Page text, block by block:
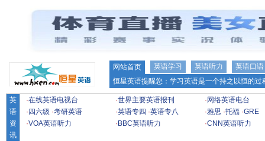
网站首页 英语学习 英语听力
英语口语
恒星英语提醒您：学习英语是一个持之以恒的
英
语
资
讯
·在线英语电视台 ·世界主要英语报刊 · 网络英语电台
· 四六级 ·考研英语 ·英语专四 ·英语专八 ·雅思 ·托福 ·GRE
·VOA英语听力 · BBC英语听力 ·CNN英语听力